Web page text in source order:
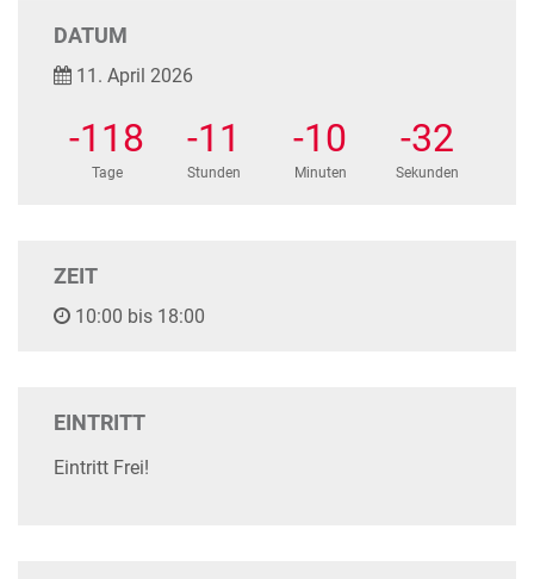
DATUM
11. April 2026
-118
Tage
-11
Stunden
-10
Minuten
-32
Sekunden
ZEIT
10:00 bis 18:00
EINTRITT
Eintritt Frei!